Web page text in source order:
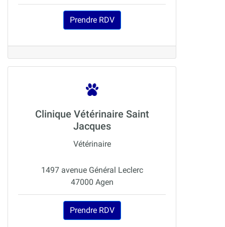
Prendre RDV
Clinique Vétérinaire Saint
Jacques
Vétérinaire
1497 avenue Général Leclerc
47000 Agen
Prendre RDV